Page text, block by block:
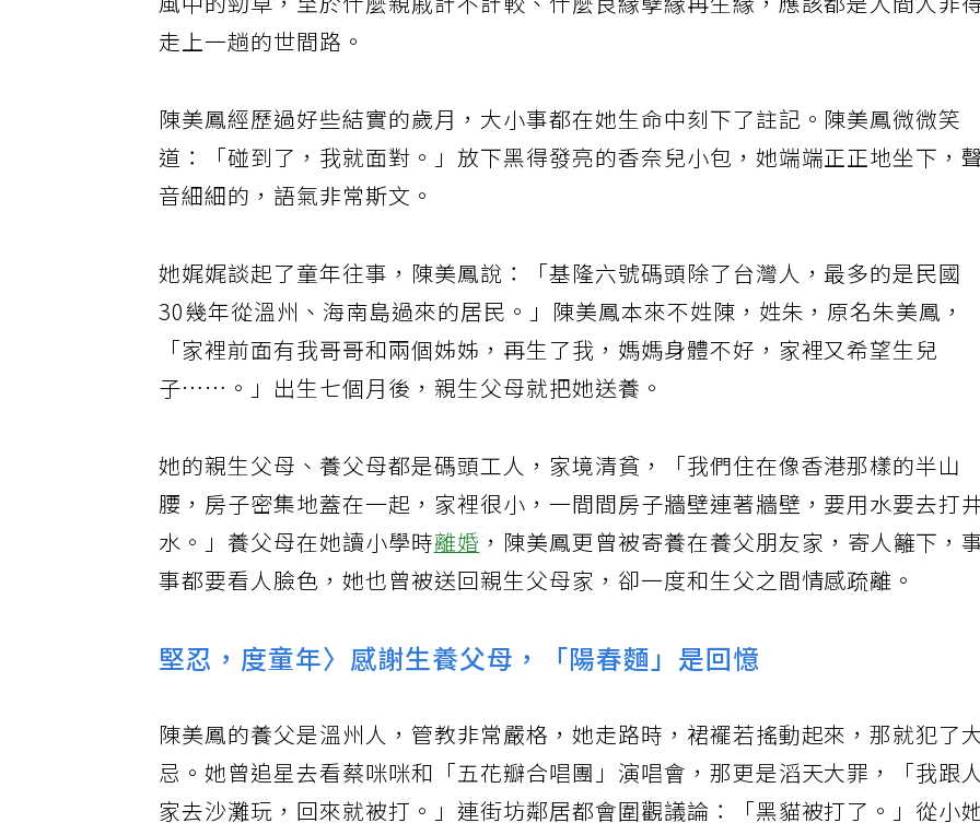
早年秀場時代、錄影帶時代到電視時代，陳美鳳積累許
久，現在早坐穩民視「一姊」寶座。
聯合報系資料照 記者陳正興／攝影
穩民視「一姊」寶座，她笑說，
「35歲我就演媽媽，演到現在我還
飯後的8點檔悲喜劇，總能看到陳美
鳳扮演的台灣好媳婦、台灣好母
親，苦命堅忍的形象深植人心。
8點檔有8點檔的智慧，陳美鳳很清
楚，即使活在夜市人生，還是有機
會能成為疾風中的勁草，至於什麼
親戚計不計較、什麼良緣孽緣再生緣，應該都是人間人非得走上一趟的世間路。
陳美鳳經歷過好些結實的歲月，大小事都在她生命中刻下了註記。陳美鳳微微笑
道：「碰到了，我就面對。」放下黑得發亮的香奈兒小包，她端端正正地坐下，
音細細的，語氣非常斯文。
30幾年從溫州、海南島過來的居民。」陳美鳳本來不姓陳，姓朱，原名朱美鳳，
子……。」出生七個月後，親生父母就把她送養。